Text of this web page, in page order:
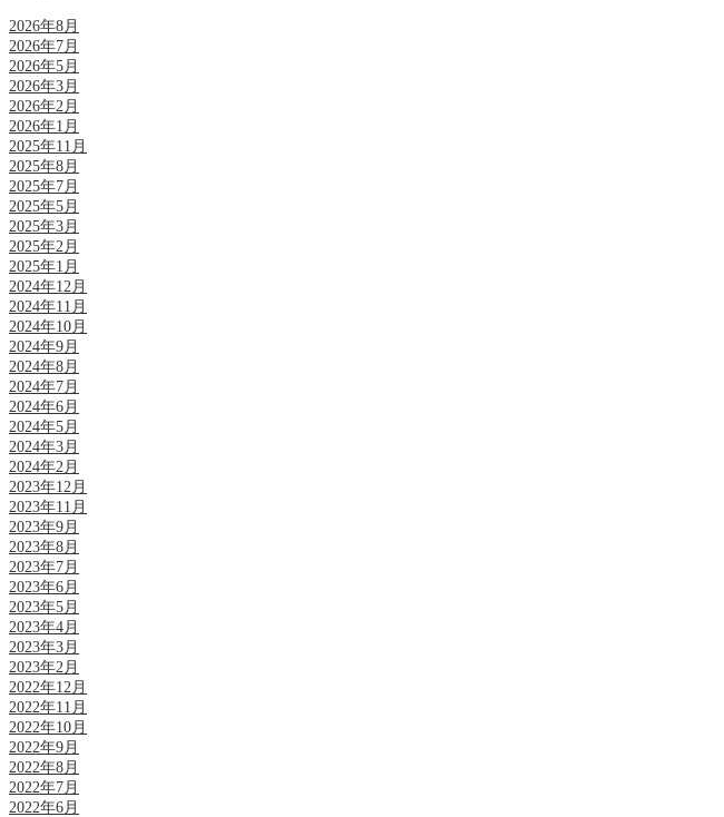
2026年8月
2026年7月
2026年5月
2026年3月
2026年2月
2026年1月
2025年11月
2025年8月
2025年7月
2025年5月
2025年3月
2025年2月
2025年1月
2024年12月
2024年11月
2024年10月
2024年9月
2024年8月
2024年7月
2024年6月
2024年5月
2024年3月
2024年2月
2023年12月
2023年11月
2023年9月
2023年8月
2023年7月
2023年6月
2023年5月
2023年4月
2023年3月
2023年2月
2022年12月
2022年11月
2022年10月
2022年9月
2022年8月
2022年7月
2022年6月